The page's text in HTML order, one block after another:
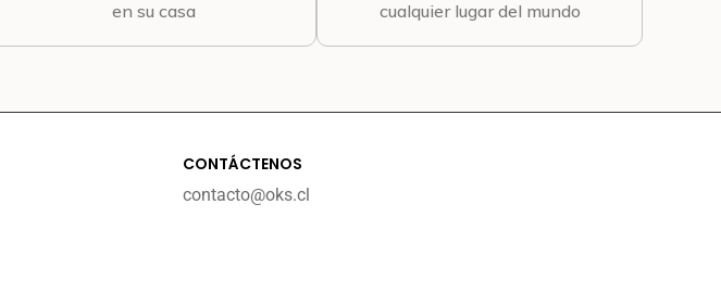
en su casa
cualquier lugar del mundo
CONTÁCTENOS
contacto@oks.cl